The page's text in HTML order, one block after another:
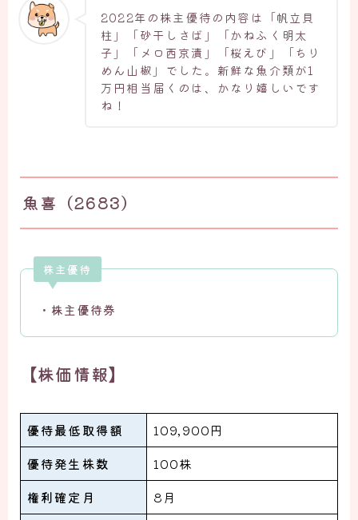
2022年の株主優待の内容は「帆立貝
柱」「砂干しさば」「かねふく明太
子」「メロ西京漬」「桜えび」「ちり
めん山椒」でした。新鮮な魚介類が1
万円相当届くのは、かなり嬉しいです
ね！
魚喜（2683）
株主優待
・株主優待券
【株価情報】
優待最低取得額
109,900円
優待発生株数
100株
権利確定月
8月